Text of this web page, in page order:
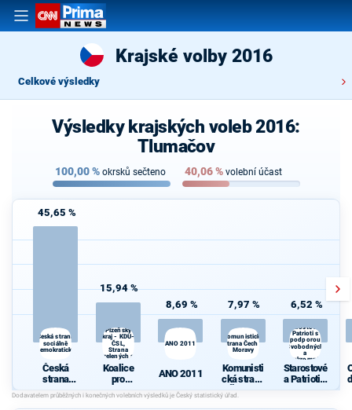
Krajské volby 2016
Celkové výsledky
Výsledky krajských voleb 2016:
Tlumačov
100,00% okrsků sečteno 40,06% volební účast
45,65 %
Česká strana
sociálně
demokratická
Česká
strana
sociálně
demokrati
15,94 %
Plzeňský
kraj - KDU-
ČSL,
Strana
zelených a
hnutí
Nestraníci
Koalice
pro
Plzeňský
kraj -
8,69 %
ANO 2011
ANO 2011
7,97 %
Komunistická
strana Čech a
Moravy
Komunisti
cká strana
Čech a
Moravy
6,52 %
Starostové a
Patrioti s
podporou
Svobodných
a
Soukromníků
Starostové
a Patrioti s
podporou